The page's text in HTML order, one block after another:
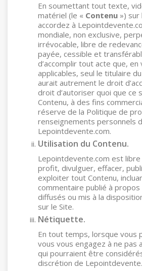
En soumettant tout texte,
matériel (le « Contenu ») sur
accordez à
mondiale, non exclusive,
irrévocable, libre de
payée, cessible et
d’accomplir tout acte que,
applicables, seul le titulaire
aurait autrement le droit
droit d’autoriser quoi que ce
Contenu, à des fins
réserve de la Politique de
renseignements personnels
Lepointdevente.com.
Utilisation du Contenu.
Lepointdevente.com est
profit, divulguer, effacer,
exploiter tout Contenu,
commentaire publié à propos
diffusés ou mis à la
sur le Site.
Nétiquette.
En tout temps, lorsque vous
vous vous engagez à ne
qui pourraient être
discrétion de